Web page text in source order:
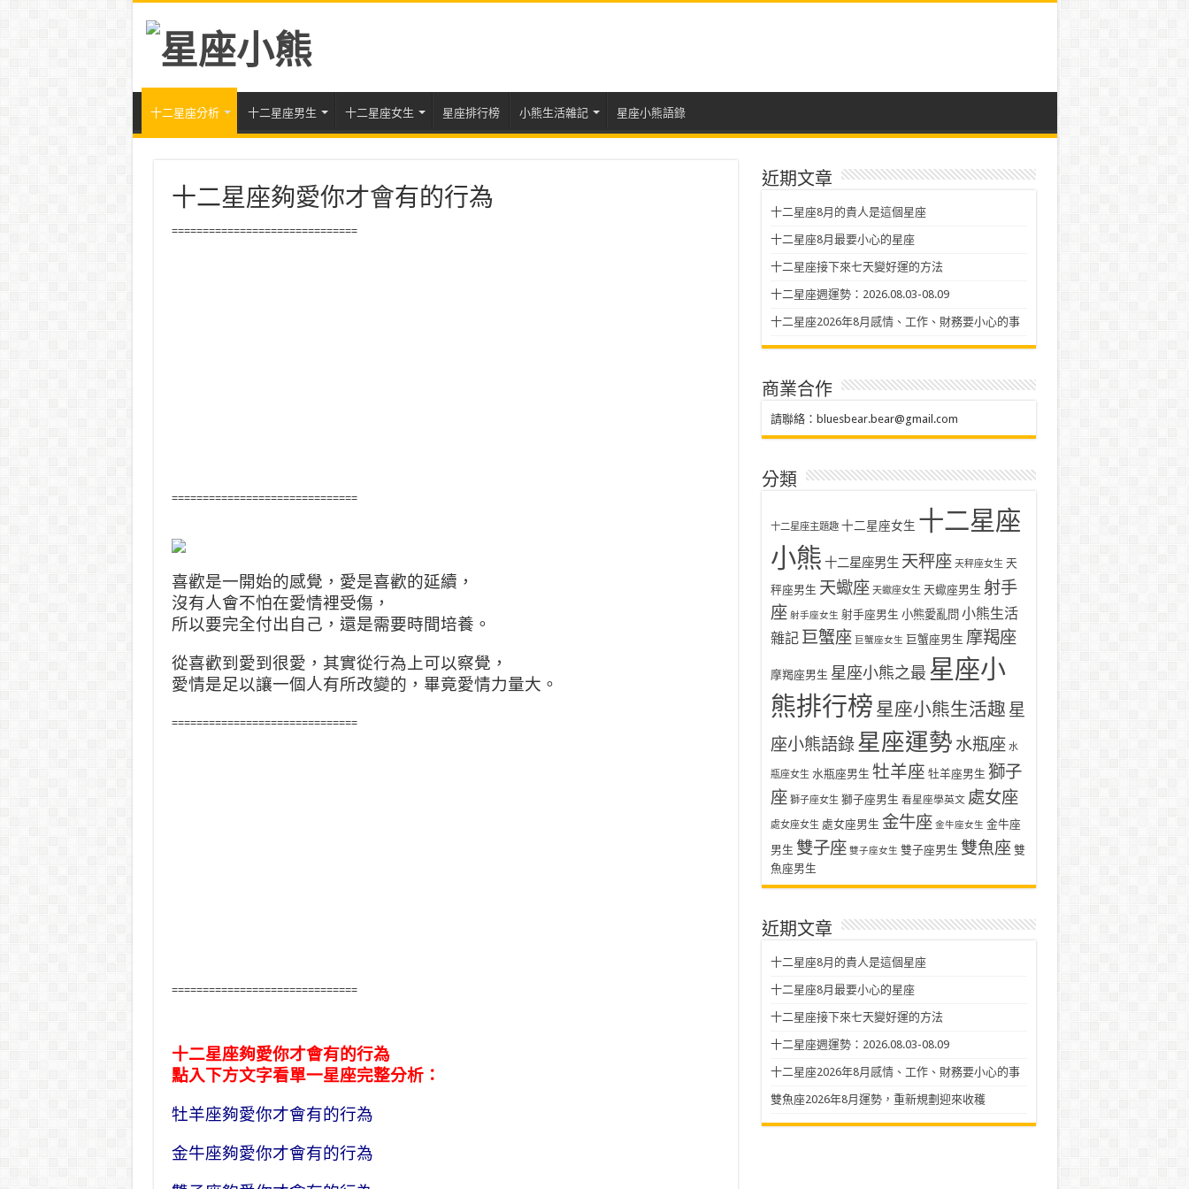
十二星座分析 十二星座男生 十二星座女生 星座排行榜 小熊生活雜記 星座小熊語錄
十二星座夠愛你才會有的行為
==============================
==============================
喜歡是一開始的感覺，愛是喜歡的延續，
沒有人會不怕在愛情裡受傷，
所以要完全付出自己，還是需要時間培養。
從喜歡到愛到很愛，其實從行為上可以察覺，
愛情是足以讓一個人有所改變的，畢竟愛情力量大。
==============================
==============================
十二星座夠愛你才會有的行為
點入下方文字看單一星座完整分析：
牡羊座夠愛你才會有的行為
金牛座夠愛你才會有的行為
近期文章
十二星座8月的貴人是這個星座
十二星座8月最要小心的星座
十二星座接下來七天變好運的方法
十二星座週運勢：2026.08.03-08.09
十二星座2026年8月感情、工作、財務要小心的事
商業合作
請聯絡： bluesbear.bear@gmail.com
分類
十二星座主題趣 十二星座女生 十二星座
小熊 十二星座男生 天秤座 天秤座女生 天
秤座男生 天蠍座 天蠍座女生 天蠍座男生 射手
座 射手座女生 射手座男生 小熊愛亂問 小熊生活
雜記 巨蟹座 巨蟹座女生 巨蟹座男生 摩羯座
摩羯座男生 星座小熊之最 星座小
熊排行榜 星座小熊生活趣 星
座小熊語錄星座運勢 水瓶座 水
瓶座女生 水瓶座男生 牡羊座 牡羊座男生 獅子
座 獅子座女生 獅子座男生 看星座學英文 處女座
處女座女生 處女座男生 金牛座 金牛座女生 金牛座
男生 雙子座 雙子座女生 雙子座男生 雙魚座 雙
魚座男生
近期文章
十二星座8月的貴人是這個星座
十二星座8月最要小心的星座
十二星座接下來七天變好運的方法
十二星座週運勢：2026.08.03-08.09
十二星座2026年8月感情、工作、財務要小心的事
雙魚座2026年8月運勢，重新規劃迎來收穫